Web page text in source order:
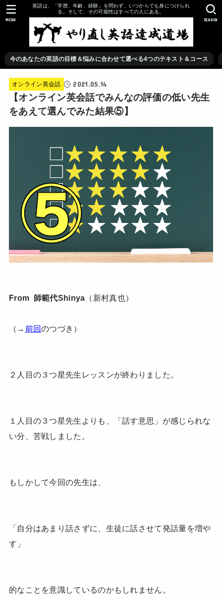
英語は、「学歴、年齢、経験」を問わず、いつからでも身につけられ
る。そして、その可能性はすべての人にある。
今のあなたの英語の目標＆悩みに合わせて選べる4つのテキスト＆コース
SEARCH
MENU
オンライン英会話 2021.05.14
【オンライン英会話でみんなの評価の低い先生
をあえて選んでみた結果⑤】
From 師範代Shinya （新村真也）
（→ 前回のつづき）
２人目の３つ星先生レッスンが終わりました。
１人目の３つ星先生よりも、「話す意思」が感じられな
い分、苦戦しました。
もしかして今回の先生は、
「自分はあまり話さずに、生徒に話させて発話量を増や
す」
的なことを意識しているのかもしれません。